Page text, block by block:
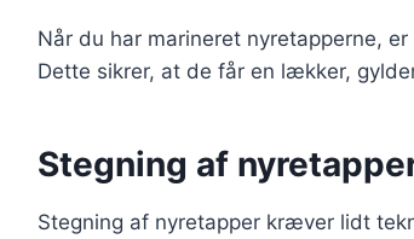
Når du har marineret nyretapperne,
Dette sikrer, at de får en lækker,
Stegning af
Stegning af nyretapper kræver lidt